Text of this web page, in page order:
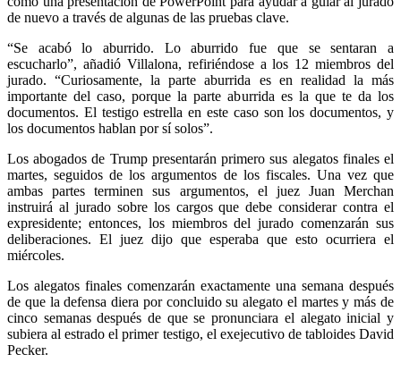
Bluesky
Threads
de nuevo a través de algunas de las pruebas clave.
“Se acabó lo aburrido. Lo aburrido fue que se sentaran a
escucharlo”, añadió Villalona, refiriéndose a los 12 miembros del
jurado. “Curiosamente, la parte aburrida es en realidad la más
importante del caso, porque la parte aburrida es la que te da los
documentos. El testigo estrella en este caso son los documentos, y
los documentos hablan por sí solos”.
Los abogados de Trump presentarán primero sus alegatos finales el
martes, seguidos de los argumentos de los fiscales. Una vez que
ambas partes terminen sus argumentos, el juez Juan Merchan
instruirá al jurado sobre los cargos que debe considerar contra el
expresidente; entonces, los miembros del jurado comenzarán sus
deliberaciones. El juez dijo que esperaba que esto ocurriera el
miércoles.
Los alegatos finales comenzarán exactamente una semana después
de que la defensa diera por concluido su alegato el martes y más de
cinco semanas después de que se pronunciara el alegato inicial y
subiera al estrado el primer testigo, el exejecutivo de tabloides David
Pecker.